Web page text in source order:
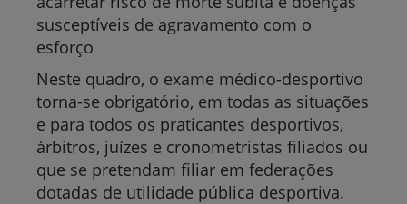
susceptíveis de agravamento com o
esforço
Neste quadro, o exame médico-desportivo
torna-se obrigatório, em todas as situações
e para todos os praticantes desportivos,
árbitros, juízes e cronometristas filiados ou
que se pretendam filiar em federações
dotadas de utilidade pública desportiva.